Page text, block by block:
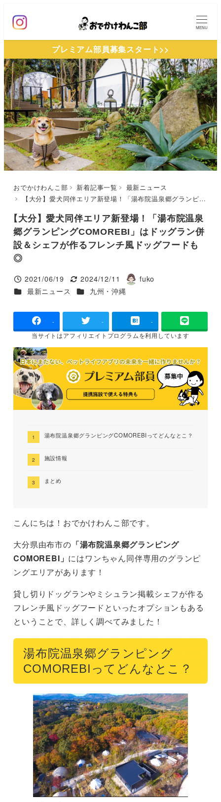
ン
ン
テ
ン
ツ
へ
移
動
MENU
プレミアム部員募集スタート>>
おでかけわんこ部 新着記事一覧
最新ニュース
【大分】愛犬同伴エリア新登場！「湯布院温泉郷グランピングCOMOREBI」はドッグラン併設＆シェフが作るフレンチ風ドッグフードも◎
【大分】愛犬同伴エリア新登場！「湯布院温泉
郷グランピングCOMOREBI」はドッグラン併
設＆シェフが作るフレンチ風ドッグフードも
◎
投稿日
2021/06/19
更新日
2024/12/11
著
者
fuko
カテゴリー
最新ニュース カテゴリー
九州・沖縄
- - -
当サイトはアフィリエイトプログラムを利用しています
湯布院温泉郷グランピングCOMOREBIってどんなとこ？
施設情報
まとめ
こんにちは！おでかけわんこ部です。
大分県由布市の 「湯布院温泉郷グランピング
COMOREBI」 にはワンちゃん同伴専用のグランピ
ングエリアがあります！
貸し切りドッグランやミシュラン掲載シェフが作る
フレンチ風ドッグフードといったオプションもある
ということで、詳しく調べてみました！
湯布院温泉郷グランピング
COMOREBIってどんなとこ？